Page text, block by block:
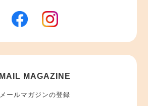
MAIL MAGAZINE
メールマガジンの登録